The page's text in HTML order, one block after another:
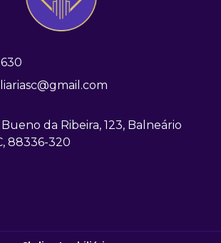
da Ribeira, 123, Balneário
88336-320